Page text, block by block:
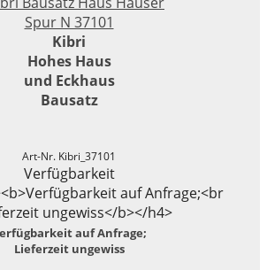
Kibri
Hohes Haus
und Eckhaus
Bausatz
Art-Nr. Kibri_37101
Verfügbarkeit
auf Anfrage;
Lieferzeit ungewiss